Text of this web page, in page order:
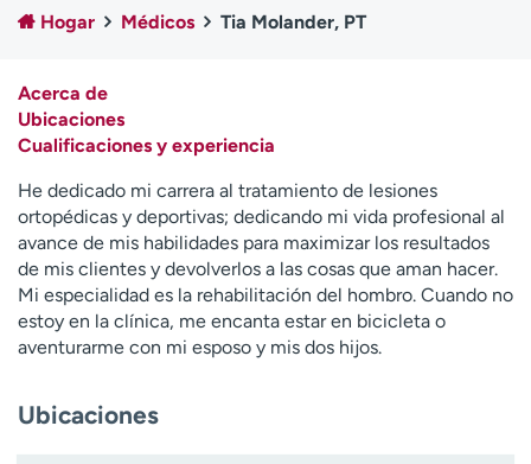
Atención a medios de
comunicación
Contáctenos Noticias e historias
A
y
ú
d
a
m
e
Hogar Médicos Tia Molander, PT
Acerca de
Ubicaciones
Cualificaciones y experiencia
He dedicado mi carrera al tratamiento de lesiones
ortopédicas y deportivas; dedicando mi vida profesional al
avance de mis habilidades para maximizar los resultados
de mis clientes y devolverlos a las cosas que aman hacer.
Mi especialidad es la rehabilitación del hombro. Cuando no
estoy en la clínica, me encanta estar en bicicleta o
aventurarme con mi esposo y mis dos hijos.
Ubicaciones